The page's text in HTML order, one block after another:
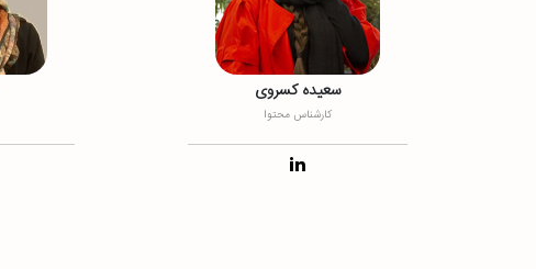
سعیده کسروی
کارشناس محتوا